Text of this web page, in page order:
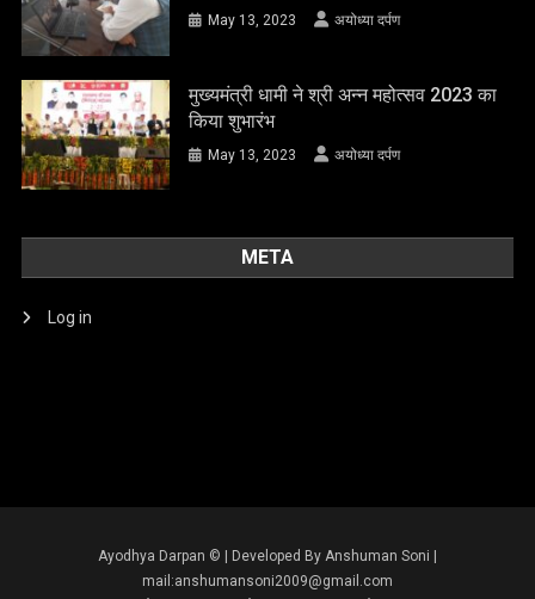
May 13, 2023 अयोध्या दर्पण
मुख्यमंत्री धामी ने श्री अन्न महोत्सव 2023 का
किया शुभारंभ
May 13, 2023 अयोध्या दर्पण
META
Log in